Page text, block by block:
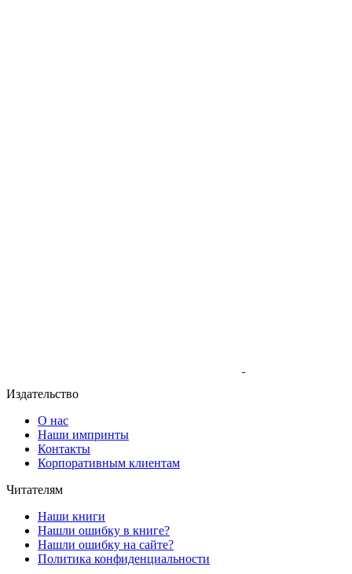
Издательство
О нас
Наши импринты
Контакты
Корпоративным клиентам
Читателям
Наши книги
Нашли ошибку в книге?
Нашли ошибку на сайте?
Политика конфиденциальности